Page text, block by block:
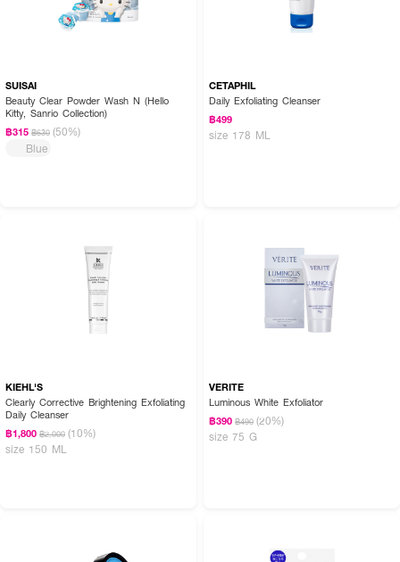
SUISAI
Beauty Clear Powder Wash N (Hello
Kitty, Sanrio Collection)
฿315 ฿630 (50%)
Blue
CETAPHIL
Daily Exfoliating Cleanser
฿499
size 178 ML
KIEHL'S
Clearly Corrective Brightening Exfoliating
Daily Cleanser
฿1,800 ฿2,000 (10%)
size 150 ML
VERITE
Luminous White Exfoliator
฿390 ฿490 (20%)
size 75 G